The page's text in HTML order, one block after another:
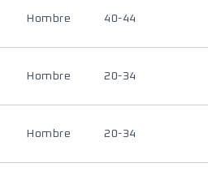
Hombre 40-44
Hombre 20-34
Hombre 20-34